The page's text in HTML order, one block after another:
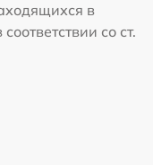
в
со ст.